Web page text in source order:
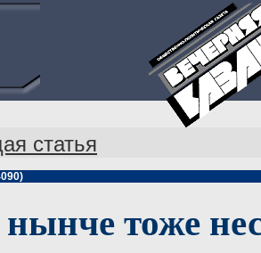
статья
тоже